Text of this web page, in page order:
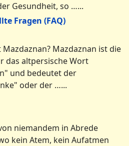
Gesundheit, so …...
Fragen (FAQ)
Mazdaznan ist die
das altpersische Wort
und bedeutet der
oder der …...
niemandem in Abrede
kein Atem, kein Aufatmen